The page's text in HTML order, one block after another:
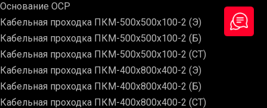
Основание ОСР
Кабельная проходка ПКМ-500х500х100-2 (Э)
Кабельная проходка ПКМ-500х500х100-2 (Б)
Кабельная проходка ПКМ-500х500х100-2 (СТ)
Кабельная проходка ПКМ-400х800х400-2 (Э)
Кабельная проходка ПКМ-400х800х400-2 (Б)
Кабельная проходка ПКМ-400х800х400-2 (СТ)